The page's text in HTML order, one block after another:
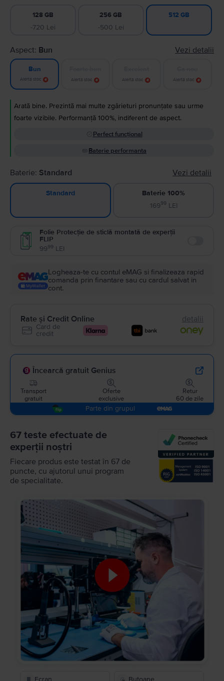
128 GB
-720 Lei
256 GB
-500 Lei
512 GB
Aspect: Bun Vezi detalii
Bun
Alertă stoc Alertă stoc Alertă stoc Alertă stoc
Arată bine. Prezintă mai multe zgârieturi pronunțate sau urme
foarte vizibile. Performanță 100%, indiferent de aspect.
Perfect funcțional
Baterie performanta
Baterie: Standard Vezi detalii
Standard
Baterie 100%
16999LEI
Folie Protecție de sticlă montată de experții
FLIP
9999 LEI
Logheaza-te cu contul eMAG si finalizeaza rapid
comanda prin finantare sau cu cardul salvat in
cont.
Rate și Credit Online detalii
Card de
credit
Încearcă gratuit Genius
Transport
gratuit
Oferte
exclusive
Retur
60 de zile
Parte din grupul
67 teste efectuate de
experții noștri
Fiecare produs este testat în 67 de
puncte, cu ajutorul unui program
de specialitate.